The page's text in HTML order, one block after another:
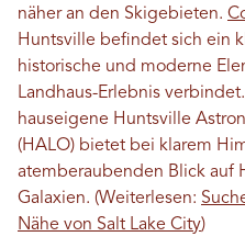
näher an den Skigebieten.
Huntsville befindet sich ein
historische und moderne
Landhaus-Erlebnis
hauseigene Huntsville
(HALO) bietet bei klarem
atemberaubenden Blick auf
Galaxien. (Weiterlesen:
Nähe von Salt Lake City)